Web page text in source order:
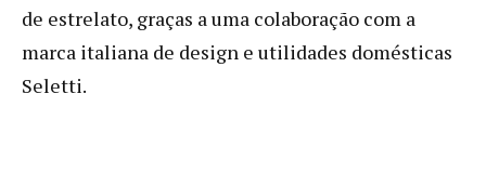
de estrelato, graças a uma colaboração com a
marca italiana de design e utilidades domésticas
Seletti.